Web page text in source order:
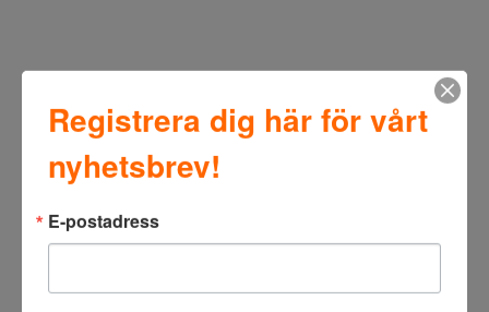
Registrera dig här för vårt
nyhetsbrev!
E-postadress